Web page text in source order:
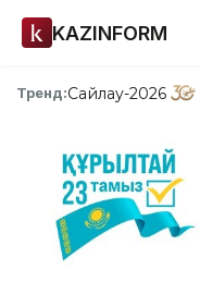
KAZINFORM
Тренд:Сайлау-2026